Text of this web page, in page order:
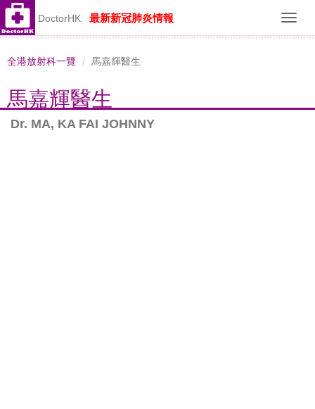
DoctorHK 最新新冠肺炎情報
全港放射科一覽 馬嘉輝醫生
馬嘉輝醫生
Dr. MA, KA FAI JOHNNY